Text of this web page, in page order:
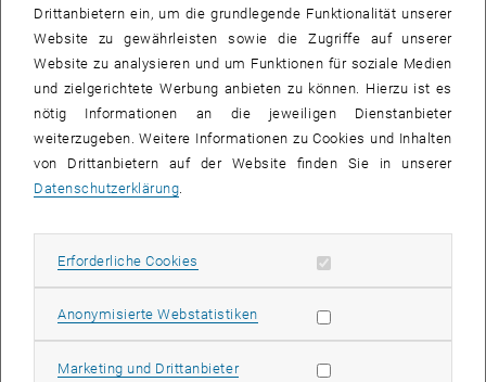
IAESTE Vienna lädt am 8. November 2023 von 10:00 bis 16:00 Uhr
und Naturwissenschaften wartet ein spannendes Programm unter
Drittanbietern ein, um die grundlegende Funktionalität unserer
Website zu gewährleisten sowie die Zugriffe auf unserer
Website zu analysieren und um Funktionen für soziale Medien
und zielgerichtete Werbung anbieten zu können. Hierzu ist es
nötig Informationen an die jeweiligen Dienstanbieter
weiterzugeben. Weitere Informationen zu Cookies und Inhalten
von Drittanbietern auf der Website finden Sie in unserer
Datenschutzerklärung.
Erforderliche Cookies Erforderliche Cookies zulassen
Anonymisierte WebstatistikenStatistik Cookies zulassen
Marketing und DrittanbieterMarketing Cookies zulassen